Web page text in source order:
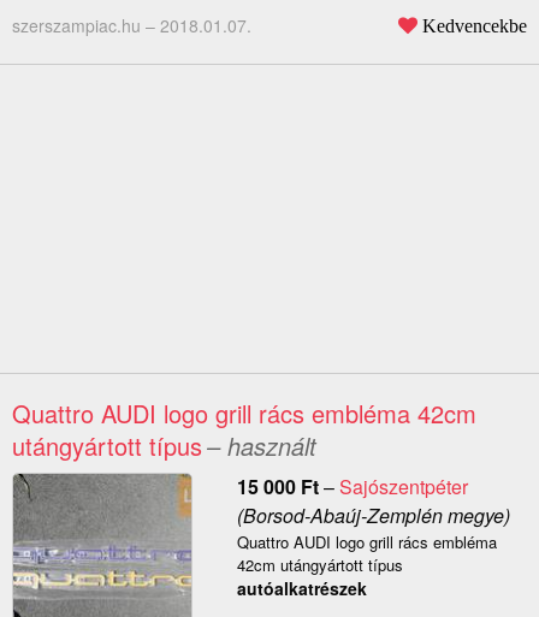
szerszampiac.hu – 2018.01.07. Kedvencekbe
Quattro AUDI logo grill rács embléma 42cm
utángyártott típus– használt
15 000 Ft–Sajószentpéter
(Borsod-Abaúj-Zemplén megye)
Quattro AUDI logo grill rács embléma
42cm utángyártott típus
autóalkatrészek